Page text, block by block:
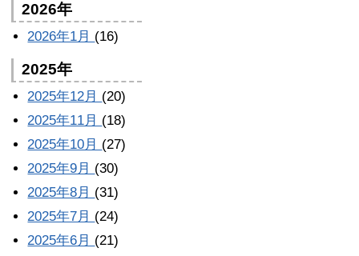
2026年
2026年1月 (16)
2025年
2025年12月 (20)
2025年11月 (18)
2025年10月 (27)
2025年9月 (30)
2025年8月 (31)
2025年7月 (24)
2025年6月 (21)